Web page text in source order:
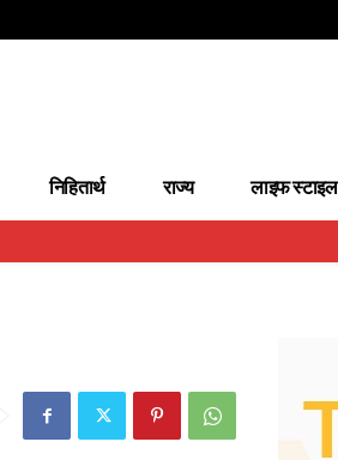
निहितार्थ राज्य लाइफ स्टाइल